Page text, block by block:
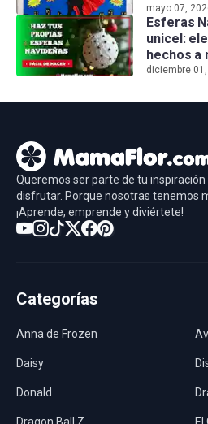
mayo 07,
Esferas
unicel:
hechos a
diciembre
Queremos ser parte de tu
disfrutar. Porque nosotras tenemos
¡Aprende, emprende y diviértete!
Categorías
Anna de Frozen
Daisy
Donald